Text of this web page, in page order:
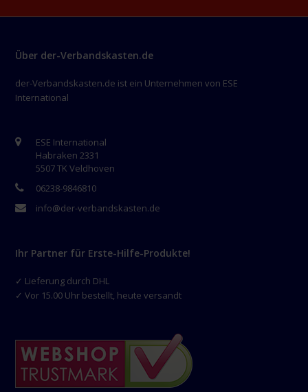
Über der-Verbandskasten.de
der-Verbandskasten.de ist ein Unternehmen von ESE
International
ESE International
Habraken 2331
5507 TK Veldhoven
06238-9846810
info@der-verbandskasten.de
Ihr Partner für Erste-Hilfe-Produkte!
✓ Lieferung durch DHL
✓ Vor 15.00 Uhr bestellt, heute versandt